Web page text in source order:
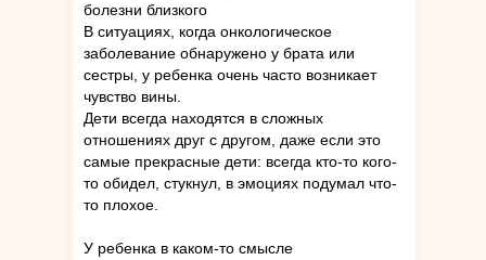
болезни близкого
В ситуациях, когда онкологическое
заболевание обнаружено у брата или
сестры, у ребенка очень часто возникает
чувство вины.
Дети всегда находятся в сложных
отношениях друг с другом, даже если это
самые прекрасные дети: всегда кто-то кого-
то обидел, стукнул, в эмоциях подумал что-
то плохое.
У ребенка в каком-то смысле